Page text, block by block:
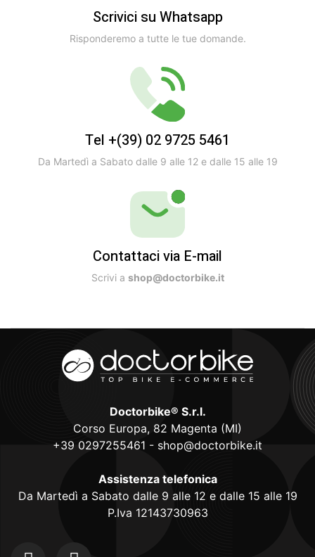
Scrivici su Whatsapp
Risponderemo a tutte le tue domande.
Tel +(39) 02 9725 5461
Da Martedì a Sabato dalle 9 alle 12 e dalle 15 alle 19
Contattaci via E-mail
Scrivi a shop@doctorbike.it
Doctorbike® S.r.l.
Corso Europa, 82 Magenta (MI)
+39 0297255461 - shop@doctorbike.it
Assistenza telefonica
Da Martedì a Sabato dalle 9 alle 12 e dalle 15 alle 19
P.Iva 12143730963